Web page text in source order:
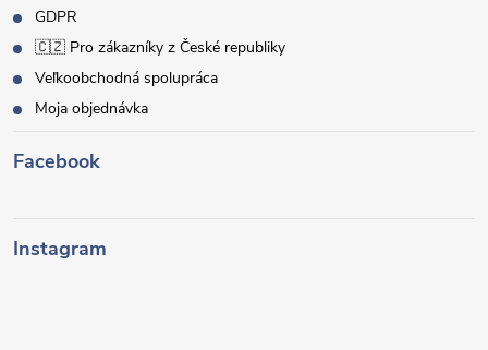
GDPR
🇨🇿 Pro zákazníky z České republiky
Veľkoobchodná spolupráca
Moja objednávka
Facebook
Instagram